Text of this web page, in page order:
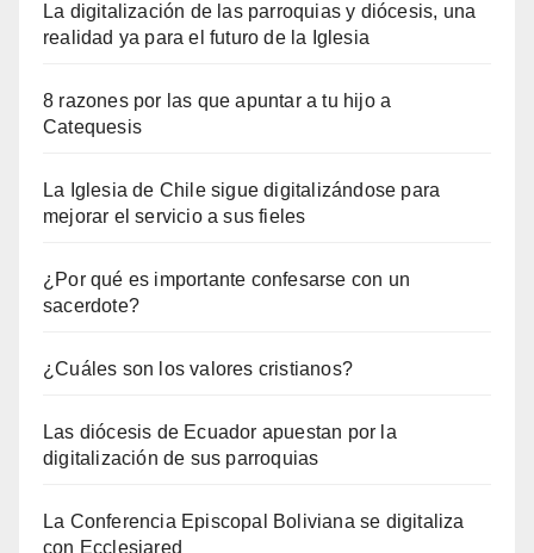
La digitalización de las parroquias y diócesis, una
realidad ya para el futuro de la Iglesia
8 razones por las que apuntar a tu hijo a
Catequesis
La Iglesia de Chile sigue digitalizándose para
mejorar el servicio a sus fieles
¿Por qué es importante confesarse con un
sacerdote?
¿Cuáles son los valores cristianos?
Las diócesis de Ecuador apuestan por la
digitalización de sus parroquias
La Conferencia Episcopal Boliviana se digitaliza
con Ecclesiared